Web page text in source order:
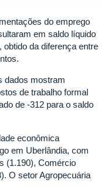
do emprego
em saldo líquido
da diferença entre
dados mostram
de trabalho formal
de -312 para o saldo
econômica
em Uberlândia, com
(1.190), Comércio
O setor Agropecuária